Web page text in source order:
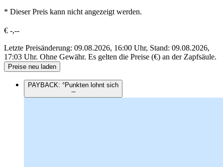
* Dieser Preis kann nicht angezeigt werden.
€ -,--
Letzte Preisänderung: 09.08.2026, 16:00 Uhr, Stand: 09.08.2026,
17:03 Uhr. Ohne Gewähr. Es gelten die Preise (€) an der Zapfsäule.
Preise neu laden
PAYBACK: °Punkten lohnt sich